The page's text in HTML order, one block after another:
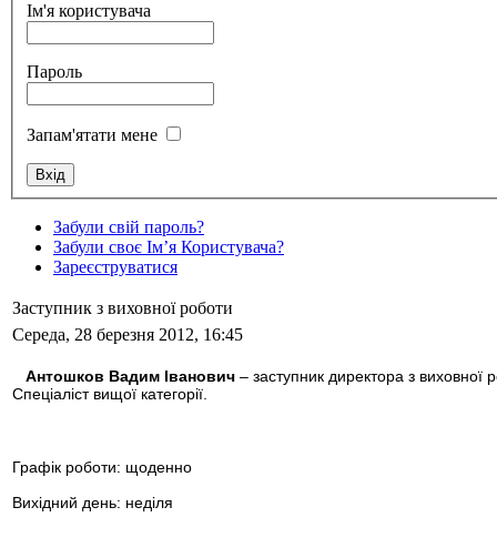
Ім'я користувача
Пароль
Запам'ятати мене
Забули свій пароль?
Забули своє Ім’я Користувача?
Зареєструватися
Заступник з виховної роботи
Середа, 28 березня 2012, 16:45
Антошков Вадим Іванович – заступник директора з виховної
Спеціаліст вищої категорії.
Графік роботи: щоденно
Вихідний день: неділя